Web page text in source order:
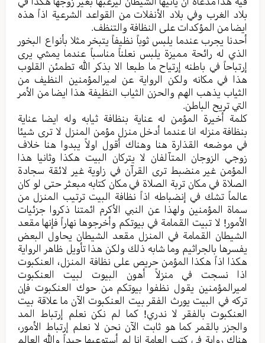
بلاد الغرب وفي بلاد الأنفلات من القواعد الشرعیة اذاً هذه
ایضا من المؤکدات علی النظافة والتنظف.
أحدنا یجرب عندما یلبس ثوباً نظیفاً یتبخر مثلا بأنواع البخور
الذي له رائحة ممیزة یلبس نعلناً مناسباً عندما یمشي یری
إرتباحاً في باطنه إرتیاح ما طبعا الا بذکر الله تطمئن القلوب
هذا في مکانه ولکن الروایة عن امیرالمؤمنین النظیف من
الثیاب یذهب الهم والحزن الثیاب النظیفة هذا ایضا من الأمر
التي تریح الباطن.
کلمة أخيرة المؤمن له عنایة بنظافة ثیابه وله ایضا عنایة
بنظافة منزله انا عندما أدخل منزل مؤمن المنزل لا تری شیئا
في موضعه القذارة هنا وهناك أقول اولاً یبدوا هنا خلاف
زوجي الزوجان المتآلفان لا یترکان البیت هکذا وثانیا هذا
المؤمن غیر منضبط تری القرآن في زاویة غیر لائقة سجادة
الصلاة في مکان تربة الصلاة في مکان کتابه مبعثر حتی لو کان
عالماً تشك في إنضباطه اذاً نظافة البیت ترتیب المنزل من
سماة المؤمنين ولهذا عن النبي الأکرم ائمتنا ذکروا جزئیات
الأمور! لا تبیت القمامة في بیوتکم وأخرجوها نهاراً فإنها مقعد
الشیطان القمامة في المنزل مقعد الشیطان یحاول البعض
یفسرها بالجراثیم وما شابه ذلك ولکن هذا تأویل ظاهر الروایة
هکذا اذاً هکذا المؤمن حریص علی نظافة المنزل، العنکبوت
اذا نسجت في منزلاً أهون البیوت لبیت العنکبوت
امیرالمؤمنین یقول نظفوا بیوتکم من حوك العنکبوت فإن
ترکه في البیت یورث الفقر بیت العنکبوت الآن ما علاقة بیت
العنکبوت بالفقر لا ندري! کما لم نکن نعلم إرتباط المد
والجزر بالقمر کما هو ثابت الآن نحن لا نعلم إرتباط الأمور،
هناك روایة في کتب العامة انا لم أستوعبها جیداً والله العالم